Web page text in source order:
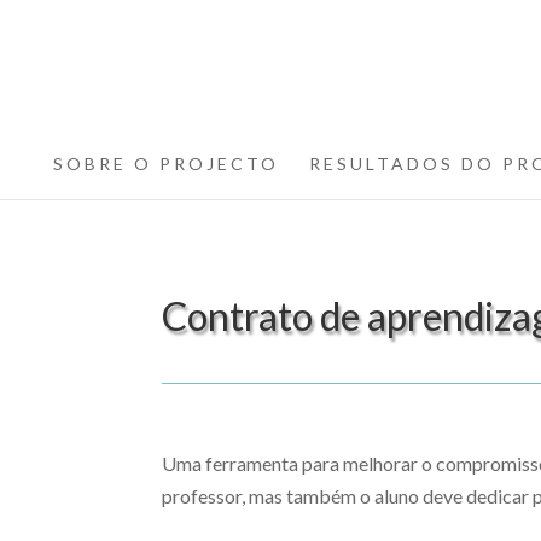
SOBRE O PROJECTO RESULTADOS DO
Contrato de
Uma ferramenta para melhorar o
professor, mas também o aluno deve